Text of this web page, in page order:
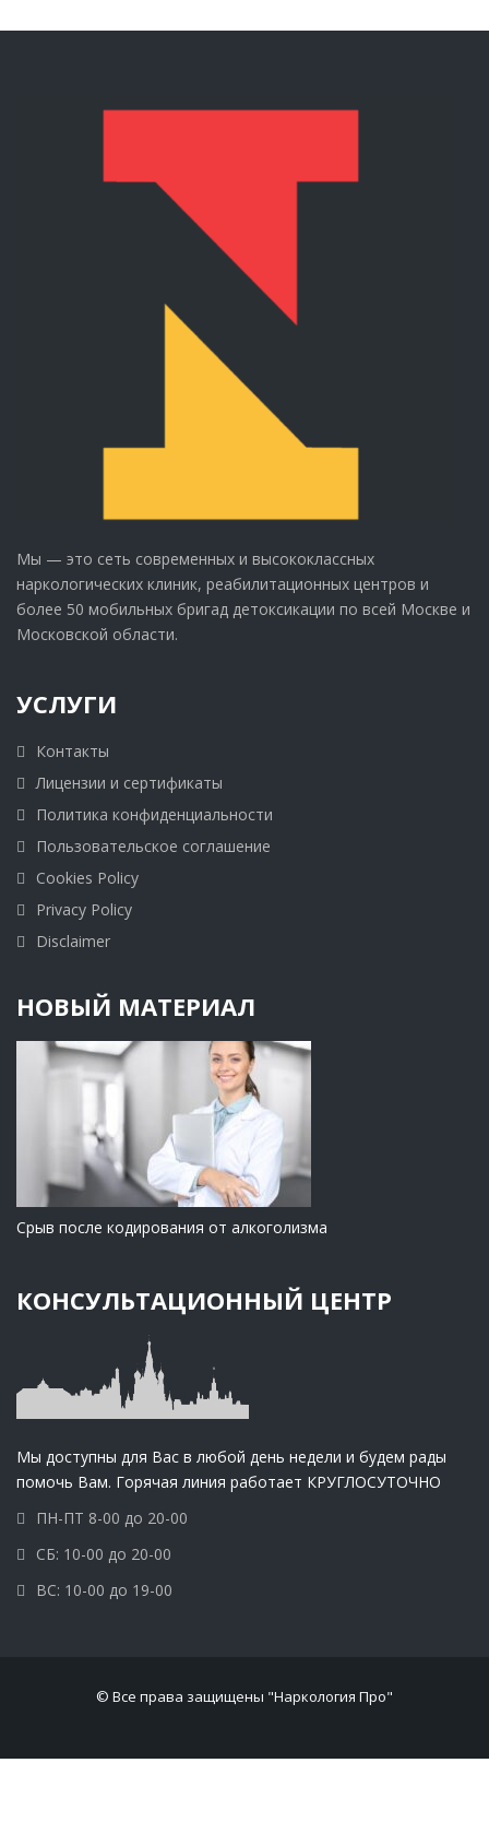
Мы — это сеть современных и высококлассных
наркологических клиник, реабилитационных центров и
более 50 мобильных бригад детоксикации по всей Москве и
Московской области.
УСЛУГИ
Контакты
Лицензии и сертификаты
Политика конфиденциальности
Пользовательское соглашение
Cookies Policy
Privacy Policy
Disclaimer
НОВЫЙ МАТЕРИАЛ
Срыв после кодирования от алкоголизма
КОНСУЛЬТАЦИОННЫЙ ЦЕНТР
Мы доступны для Вас в любой день недели и будем рады
помочь Вам. Горячая линия работает КРУГЛОСУТОЧНО
ПН-ПТ 8-00 до 20-00
СБ: 10-00 до 20-00
ВС: 10-00 до 19-00
© Все права защищены "Наркология Про"